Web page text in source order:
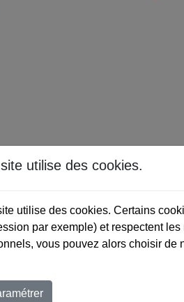
utilise des cookies.
utilise des cookies. Certains
par exemple) et respectent
vous pouvez alors choisir de